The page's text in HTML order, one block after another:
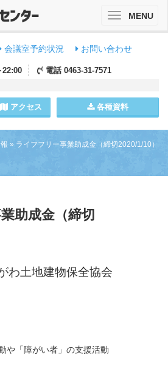
会議室予約状況 お問い合わせ
22:00 電話 0463-31-7571
アクセス 各種資料
ToggleMENU
» ライフフリー事業助成金（締切2020/1/10）
助成金（締切
わ土地建物保全協会
や「障がい者」の支援活動